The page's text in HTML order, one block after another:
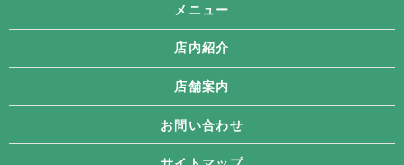
メニュー
店内紹介
店舗案内
お問い合わせ